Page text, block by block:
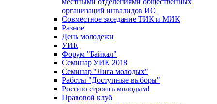
местными отделениями общественных
организаций инвалидов ИО
Совместное заседание ТИК и МИК
Разное
День молодежи
УИК
Форум "Байкал"
Семинар УИК 2018
Семинар "Лига молодых"
Работы "Доступные выборы"
Россию строить молодым!
Правовой клуб